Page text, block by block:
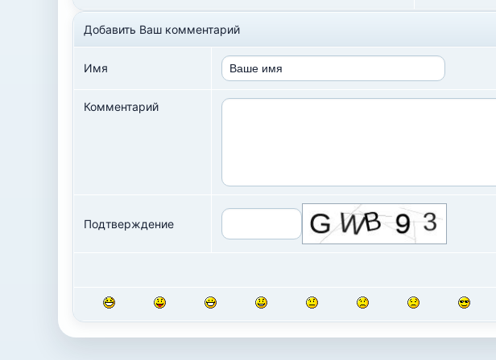
Добавить Ваш комментарий
Имя
Комментарий
Подтверждение